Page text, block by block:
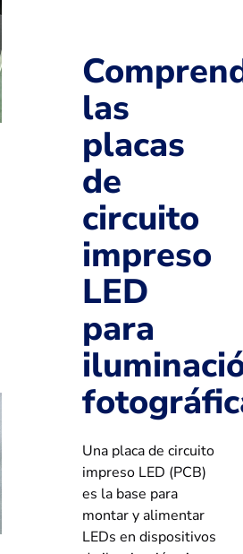
las
placas
de
circuito
impreso
LED
para
Una placa de circuito
impreso LED (PCB)
es la base para
montar y alimentar
LEDs en dispositivos